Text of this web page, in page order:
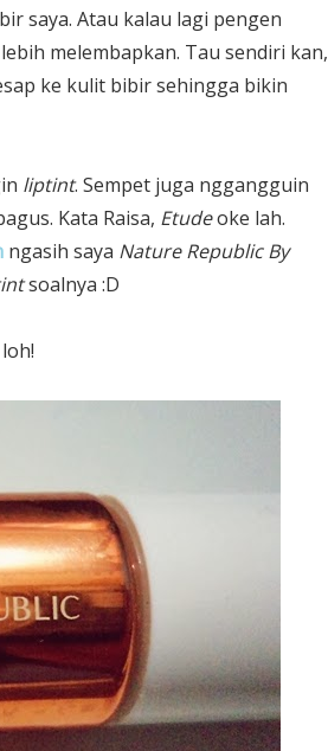
saya. Atau kalau lagi pengen
melembapkan. Tau sendiri kan,
ke kulit bibir sehingga bikin
liptint. Sempet juga nggangguin
Kata Raisa, Etudeoke lah.
ngasih saya Nature Republic By
soalnya :D